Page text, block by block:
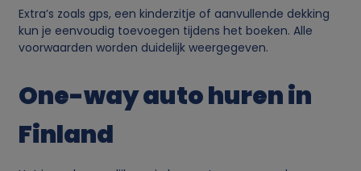
Extra’s zoals gps, een kinderzitje of aanvullende dekking
kun je eenvoudig toevoegen tijdens het boeken. Alle
voorwaarden worden duidelijk weergegeven.
One-way auto huren in
Finland
r
s
o
o